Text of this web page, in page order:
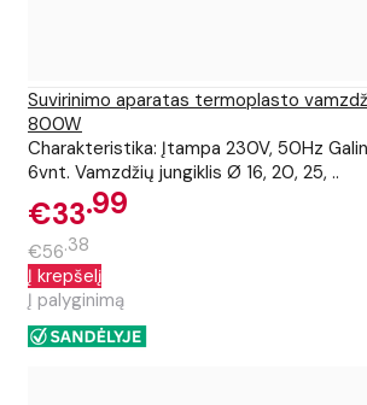
Suvirinimo aparatas termoplasto
800W
Charakteristika: Įtampa 230V, 50Hz
6vnt. Vamzdžių jungiklis Ø 16, 20, 25, ..
€33 99
€56 38
Į krepšelį
Į palyginimą